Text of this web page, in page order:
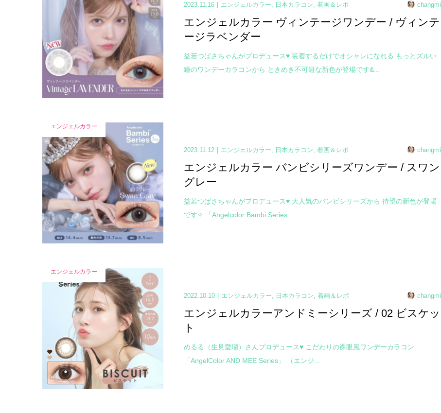
2023.11.16 エンジェルカラー 日本カラコン ,着画＆レポ changmi
エンジェルカラー ヴィンテージワンデー / ヴィンテ
ージラベンダー
益若つばさちゃんがプロデュース♥ 装着するだけでオシャレになれる もっとズルい
瞳のワンデーカラコンから ときめき不可避な新色が登場です&...
エンジェルカラー
2023.11.12 エンジェルカラー, 日本カラコン,着画＆レポ changmi
エンジェルカラー バンビシリーズワンデー / スワン
グレー
益若つばさちゃんがプロデュース♥ 大人気のバンビシリーズから 待望の新色が登場
です✧ 「Angelcolor Bambi Series ...
エンジェルカラー
2022.10.10 エンジェルカラー 日本カラコン ,着画＆レポ changmi
エンジェルカラーアンドミーシリーズ / 02 ビスケッ
ト
めるる（生見愛瑠）さんプロデュース♥ こだわりの裸眼風ワンデーカラコン
「AngelColor AND MEE Series」 （エンジ...